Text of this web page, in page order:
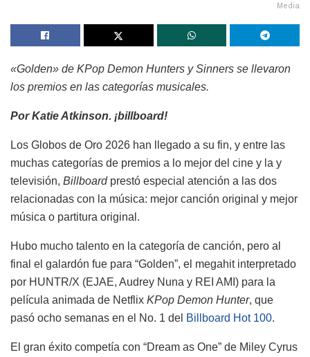
Media
«Golden» de KPop Demon Hunters y Sinners se llevaron
los premios en las categorías musicales.
Por Katie Atkinson. ¡billboard!
Los Globos de Oro 2026 han llegado a su fin, y entre las
muchas categorías de premios a lo mejor del cine y la y
televisión, Billboardprestó especial atención a las dos
relacionadas con la música: mejor canción original y mejor
música o partitura original.
Hubo mucho talento en la categoría de canción, pero al
final el galardón fue para “Golden”, el megahit interpretado
por HUNTR/X (EJAE, Audrey Nuna y REI AMI) para la
película animada de Netflix KPop Demon Hunter, que
pasó ocho semanas en el No. 1 del Billboard Hot 100.
El gran éxito competía con “Dream as One” de Miley Cyrus